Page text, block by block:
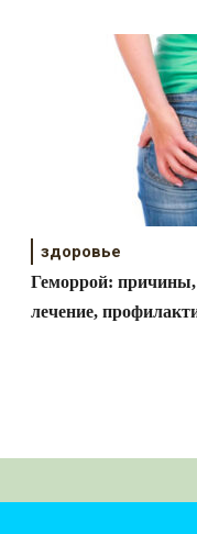
здоровье
Геморрой: причины,
лечение,